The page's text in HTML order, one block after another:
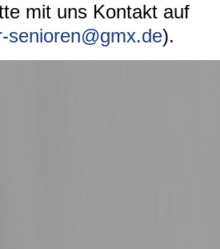
mit uns Kontakt auf
senioren@gmx.de).